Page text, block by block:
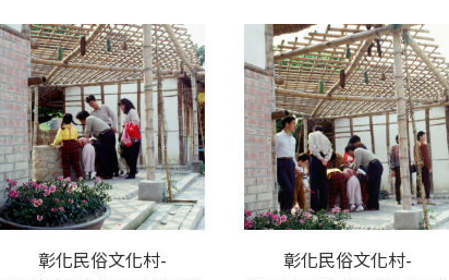
彰化民俗文化村-
彰化民俗文化村-